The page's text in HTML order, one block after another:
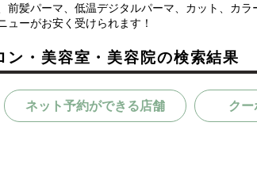
髪パーマ、低温デジタルパーマ、カット、カ
ーがお安く受けられます！
ン・美容室・美容院の検索結果
ネット予約ができる店舗 クー